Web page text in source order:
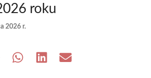
roku
2026 r.
Share Share Share